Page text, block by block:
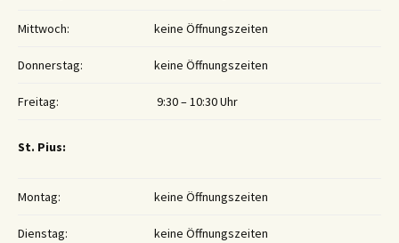
Mittwoch: keine Öffnungszeiten
Donnerstag: keine Öffnungszeiten
Freitag: 9:30 – 10:30 Uhr
St. Pius:
Montag: keine Öffnungszeiten
Dienstag: keine Öffnungszeiten